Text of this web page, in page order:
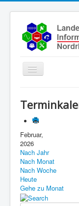
Toggle
Aktuelles
Leistungen
Ausbildung
Fachbetriebe
Unsere
Februar,
2026
Nach Jahr
Nach Monat
Nach Woche
Heute
Gehe zu Monat